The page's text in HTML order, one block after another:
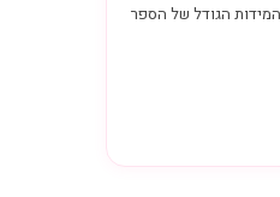
הגודל של הספר